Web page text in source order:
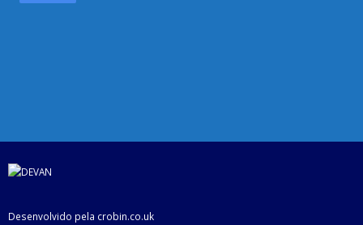
Desenvolvido pela crobin.co.uk